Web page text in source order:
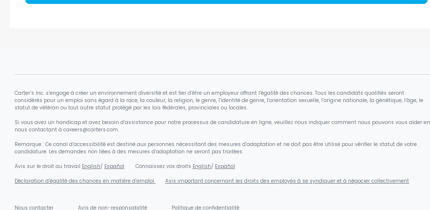
Carter’s Inc. s’engage à créer un environnement diversifié et est fier d’être un employeur offrant l’égalité des chances. Tous les candidats qualifiés seront
considérés pour un emploi sans égard à la race, la couleur, la religion, le genre, l’identité de genre, l’orientation sexuelle, l’origine nationale, la génétique, l’âge, le
statut de vétéran ou tout autre statut protégé par les lois fédérales, provinciales ou locales.
Si vous avez un handicap et avez besoin d’assistance pour notre processus de candidature en ligne, veuillez nous indiquer comment nous pouvons vous aider en
nous contactant à careers@carters.com.
Remarque : Ce canal d’accessibilité est destiné aux personnes nécessitant des mesures d’adaptation et ne doit pas être utilisé pour vérifier le statut de votre
candidature. Les demandes non liées à des mesures d’adaptation ne seront pas traitées.
Avis sur le droit au travail English/ Español Connaissez vos droits English/ Español
Déclaration d’égalité des chances en matière d’emploi
Avis important concernant les droits des employés à se syndiquer et à négocier collectivement
Nous contacter Avis de non-responsabilité Politique de confidentialité